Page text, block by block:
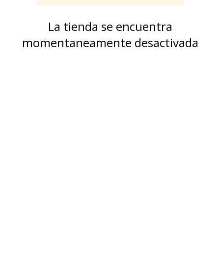
La tienda se encuentra
momentaneamente desactivada